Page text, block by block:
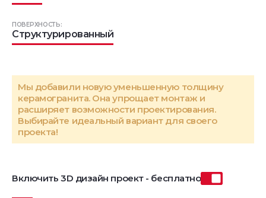
ПОВЕРХНОСТЬ:
Структурированный
Мы добавили новую уменьшенную толщину
керамогранита. Она упрощает монтаж и
расширяет возможности проектирования.
Выбирайте идеальный вариант для своего
проекта!
Включить 3D дизайн проект - бесплатно